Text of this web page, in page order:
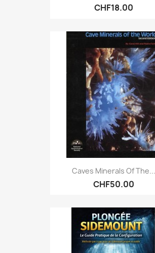
CHF18.00
Caves Minerals Of The...
CHF50.00